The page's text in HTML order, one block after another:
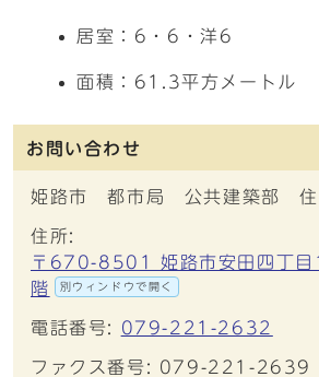
居室：6・6・洋6
面積：61.3平方メートル
お問い合わせ
姫路市 都市局 公共建築部 住
住所:
〒670-8501 姫路市安田四丁目
階
別ウィンドウで開く
電話番号: 079-221-2632
ファクス番号: 079-221-2639